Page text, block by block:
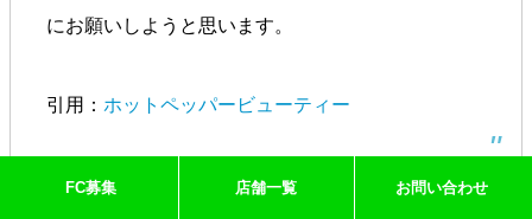
にお願いしようと思います。
引用： ホットペッパービューティー
FC募集 店舗一覧 お問い合わせ